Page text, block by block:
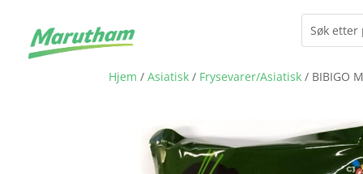
Hjem /Asiatisk / Frysevarer/Asiatisk / BIBIGO